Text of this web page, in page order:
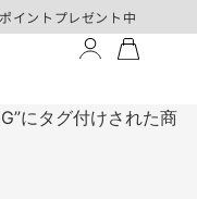
イントプレゼント中
にタグ付けされた商